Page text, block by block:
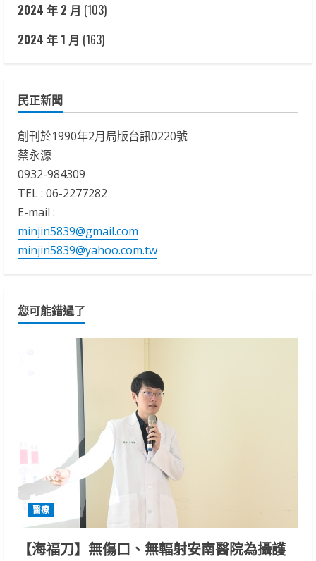
2024 年 2 月 (103)
2024 年 1 月 (163)
民正新聞
創刊於1990年2月局版台訊0220號
蔡永源
0932-984309
TEL : 06-2277282
E-mail :
minjin5839@gmail.com
minjin5839@yahoo.com.tw
您可能錯過了
醫療
【海福刀】無傷口、無輻射安南醫院為攝護